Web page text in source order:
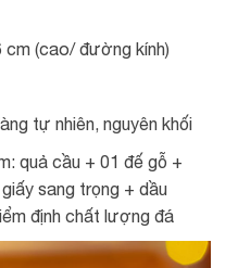
(cao/ đường kính)
tự nhiên, nguyên khối
quả cầu + 01 đế gỗ +
sang trọng + dầu
định chất lượng đá